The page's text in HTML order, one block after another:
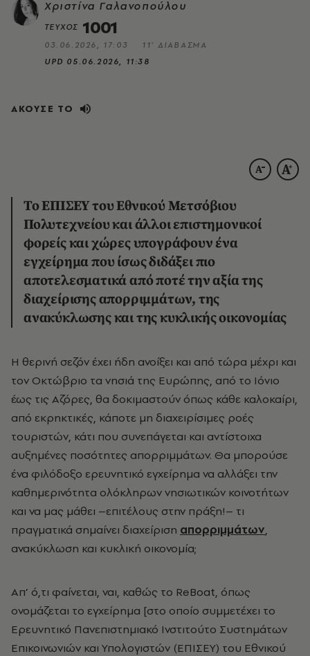
Χριστίνα Γαλανοπούλου
ΤΕΥΧΟΣ 1001
03.06.2026, 17:03
11’ ΔΙΑΒΑΣΜΑ
UPD 05.06.2026, 11:38
ΑΚΟΥΣΕ ΤΟ
Το ΕΠΙΣΕΥ του Εθνικού Μετσόβιου
Πολυτεχνείου και άλλοι επιστημονικοί
φορείς και χώρες υπογράφουν ένα
εγχείρημα που ίσως διδάξει πιο
αποτελεσματικά από ποτέ την αξία της
διαχείρισης απορριμμάτων, της
ανακύκλωσης και της κυκλικής οικονομίας
Η θερινή σεζόν έχει ήδη ανοίξει και από τώρα μέχρι και
τον Οκτώβριο τα νησιά της Ευρώπης, από το Ιόνιο
έως τις Αζόρες, θα δοκιμαστούν όπως κάθε καλοκαίρι,
από εκρηκτικές, κάποτε μη διαχειρίσιμες ροές
τουριστών, κάτι που συνεπάγεται και αντίστοιχα
αυξημένες ποσότητες απορριμμάτων. Θα μπορούσε
ένα φιλόδοξο ερευνητικό εγχείρημα να αλλάξει την
καθημερινότητα ολόκληρων νησιωτικών κοινοτήτων
και να μας μάθει –επιτέλους στην πράξη!– τι
πραγματικά σημαίνει διαχείριση απορριμμάτων,
ανακύκλωση και κυκλική οικονομία;
Απ’ ό,τι φαίνεται, ναι, καθώς το ReBoat, όπως
ονομάζεται το εγχείρημα [στο οποίο συμμετέχει το
Ερευνητικό Πανεπιστημιακό Ινστιτούτο Συστημάτων
Επικοινωνιών και Υπολογιστών (ΕΠΙΣΕΥ) του Εθνικού